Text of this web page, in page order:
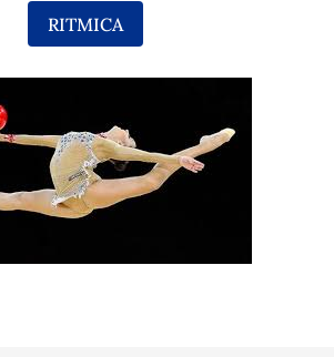
RITMICA